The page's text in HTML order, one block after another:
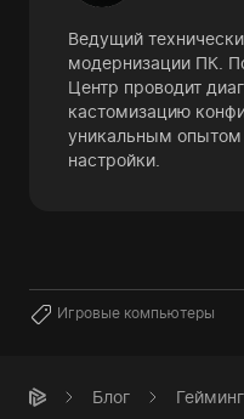
Ведущий
модернизации ПК.
Центр проводит
кастомизацию
уникальным опытом
настройки.
Игровые компьютеры
Блог Гейминг